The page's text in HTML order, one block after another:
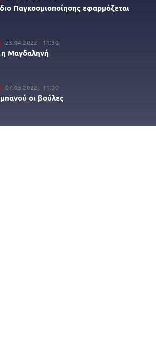
Παγκοσμιοποίησης εφαρμόζεται
23.04.2022 11:30
Μαγδαληνή
07.03.2022 11:00
οι βούλες